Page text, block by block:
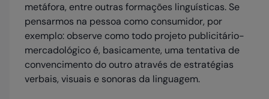
metáfora, entre outras formações linguísticas. Se
pensarmos na pessoa como consumidor, por
exemplo: observe como todo projeto publicitário-
mercadológico é, basicamente, uma tentativa de
convencimento do outro através de estratégias
verbais, visuais e sonoras da linguagem.